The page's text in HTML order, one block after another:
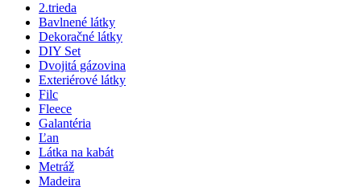
2.trieda
Bavlnené látky
Dekoračné látky
DIY Set
Dvojitá gázovina
Exteriérové látky
Filc
Fleece
Galantéria
Ľan
Látka na kabát
Metráž
Madeira